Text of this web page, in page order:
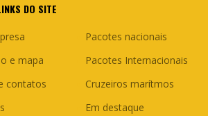
DO SITE
e mapa
contatos
Pacotes nacionais
Pacotes Internacionais
Cruzeiros marítmos
Em destaque